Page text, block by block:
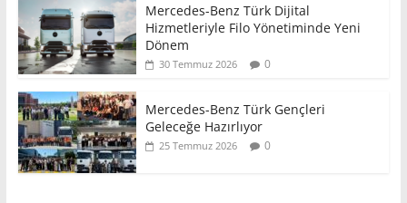
Mercedes-Benz Türk Dijital
Hizmetleriyle Filo Yönetiminde Yeni
Dönem
30 Temmuz 2026 0
Mercedes-Benz Türk Gençleri
Geleceğe Hazırlıyor
25 Temmuz 2026 0